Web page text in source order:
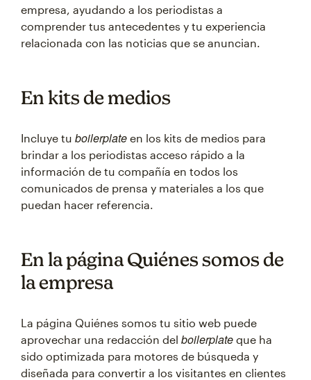
empresa, ayudando a los periodistas a
comprender tus antecedentes y tu experiencia
relacionada con las noticias que se anuncian.
En kits de medios
Incluye tu boilerplate en los kits de medios para
brindar a los periodistas acceso rápido a la
información de tu compañía en todos los
comunicados de prensa y materiales a los que
puedan hacer referencia.
En la página Quiénes somos de
la empresa
La página Quiénes somos tu sitio web puede
aprovechar una redacción del boilerplate que ha
sido optimizada para motores de búsqueda y
diseñada para convertir a los visitantes en clientes